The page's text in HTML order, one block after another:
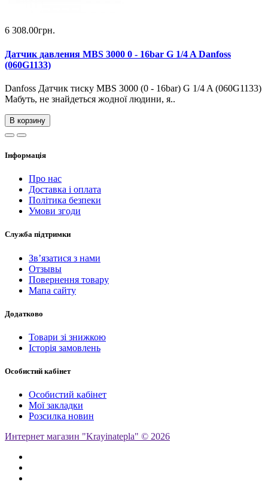
6 308.00грн.
Датчик давления MBS 3000 0 - 16bar G 1/4 A Danfoss
(060G1133)
Danfoss Датчик тиску MBS 3000 (0 - 16bar) G 1/4 A (060G1133)
Мабуть, не знайдеться жодної людини, я..
В корзину
Інформація
Про нас
Доставка і оплата
Політика безпеки
Умови згоди
Служба підтримки
Зв’язатися з нами
Отзывы
Повернення товару
Мапа сайту
Додатково
Товари зі знижкою
Історія замовлень
Особистий кабінет
Особистий кабінет
Мої закладки
Розсилка новин
Интернет магазин "Krayinatepla" © 2026